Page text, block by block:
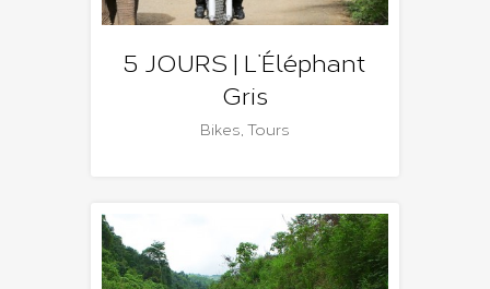
5 JOURS | L’Éléphant
Gris
Bikes, Tours